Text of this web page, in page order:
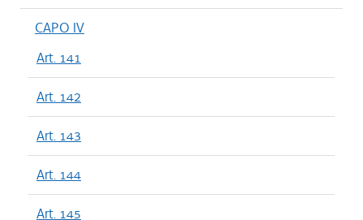
CAPO IV
Art. 141
Art. 142
Art. 143
Art. 144
Art. 145